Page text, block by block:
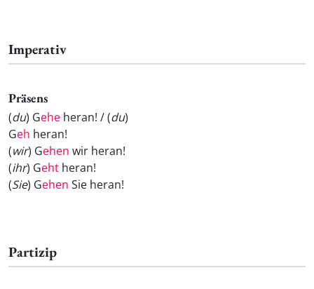
Imperativ
Präsens
(du) Gehe heran! / (du)
Geh heran!
(wir) Gehen wir heran!
(ihr) Geht heran!
(Sie) Gehen Sie heran!
Partizip